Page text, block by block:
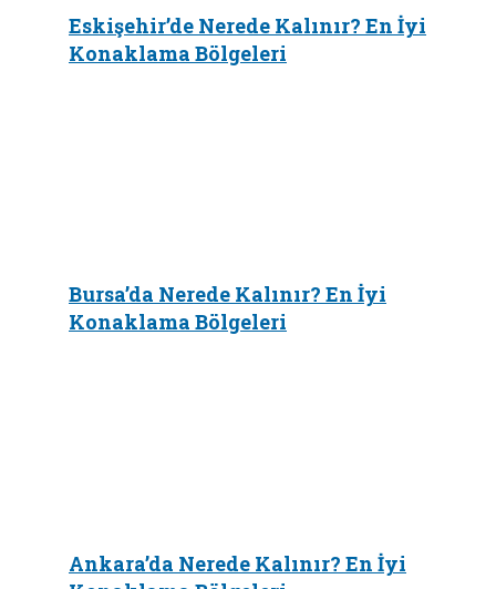
Eskişehir’de Nerede Kalınır? En İyi
Konaklama Bölgeleri
Bursa’da Nerede Kalınır? En İyi
Konaklama Bölgeleri
Ankara’da Nerede Kalınır? En İyi